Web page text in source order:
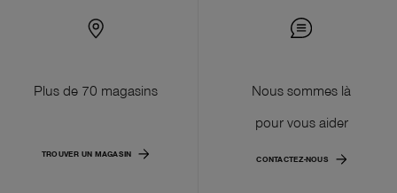
Plus de 70 magasins
TROUVER UN MAGASIN
Nous sommes là
pour vous aider
CONTACTEZ-NOUS